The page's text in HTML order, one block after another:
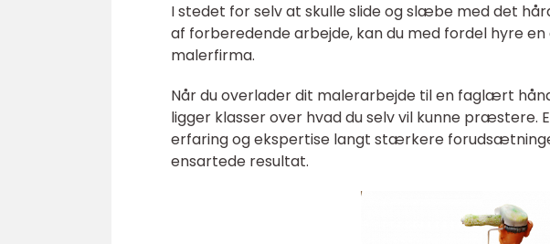
I stedet for selv at skulle slide og slæbe med det
af forberedende arbejde, kan du med fordel hyre
malerfirma.
Når du overlader dit malerarbejde til en faglært
ligger klasser over hvad du selv vil kunne præstere.
erfaring og ekspertise langt stærkere
ensartede resultat.